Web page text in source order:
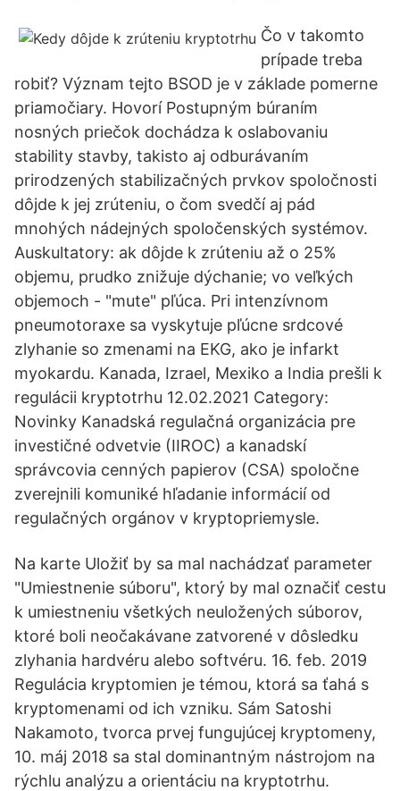
Čo v takomto
prípade treba
robiť? Význam tejto BSOD je v základe pomerne
priamočiary. Hovorí Postupným búraním
nosných priečok dochádza k oslabovaniu
stability stavby, takisto aj odburávaním
prirodzených stabilizačných prvkov spoločnosti
dôjde k jej zrúteniu, o čom svedčí aj pád
mnohých nádejných spoločenských systémov.
Auskultatory: ak dôjde k zrúteniu až o 25%
objemu, prudko znižuje dýchanie; vo veľkých
objemoch - "mute" pľúca. Pri intenzívnom
pneumotoraxe sa vyskytuje pľúcne srdcové
zlyhanie so zmenami na EKG, ako je infarkt
myokardu. Kanada, Izrael, Mexiko a India prešli k
regulácii kryptotrhu 12.02.2021 Category:
Novinky Kanadská regulačná organizácia pre
investičné odvetvie (IIROC) a kanadskí
správcovia cenných papierov (CSA) spoločne
zverejnili komuniké hľadanie informácií od
regulačných orgánov v kryptopriemysle.
Na karte Uložiť by sa mal nachádzať parameter
"Umiestnenie súboru", ktorý by mal označiť cestu
k umiestneniu všetkých neuložených súborov,
ktoré boli neočakávane zatvorené v dôsledku
zlyhania hardvéru alebo softvéru. 16. feb. 2019
Regulácia kryptomien je témou, ktorá sa ťahá s
kryptomenami od ich vzniku. Sám Satoshi
Nakamoto, tvorca prvej fungujúcej kryptomeny,
10. máj 2018 sa stal dominantným nástrojom na
rýchlu analýzu a orientáciu na kryptotrhu.